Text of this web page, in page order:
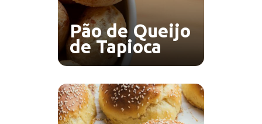
Pão de Queijo
de Tapioca